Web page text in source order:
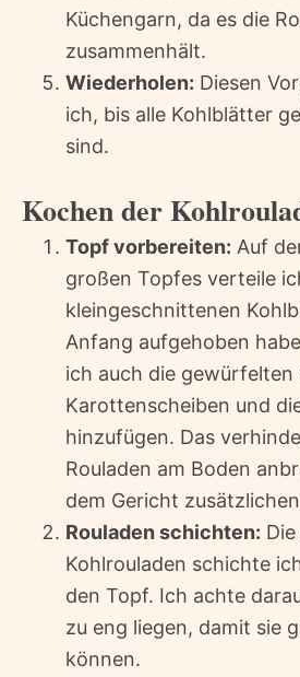
Küchengarn, da es die
zusammenhält.
Wiederholen: Diesen
ich, bis alle Kohlblätter
sind.
Kochen der
Topf vorbereiten: Auf
großen Topfes verteile
kleingeschnittenen
Anfang aufgehoben
ich auch die
Karottenscheiben und
hinzufügen. Das
Rouladen am Boden
dem Gericht
Rouladen schichten:
Kohlrouladen schichte
den Topf. Ich achte
zu eng liegen, damit sie
können.